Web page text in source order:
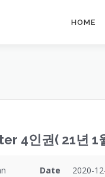
HOME
4인권( 21년 1
Date 2020-